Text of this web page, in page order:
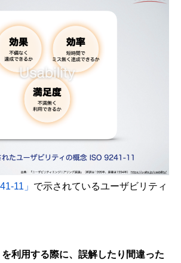
11」 で示されているユーザビリティ
利用する際に、誤解したり間違った